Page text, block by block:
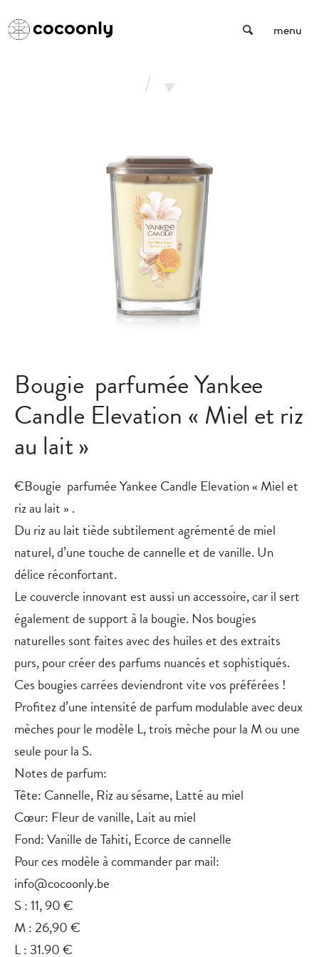
menu
/
Bougie parfumée Yankee
Candle Elevation « Miel et riz
au lait »
€Bougie parfumée Yankee Candle Elevation « Miel et
riz au lait » .
Du riz au lait tiède subtilement agrémenté de miel
naturel, d’une touche de cannelle et de vanille. Un
délice réconfortant.
Le couvercle innovant est aussi un accessoire, car il sert
également de support à la bougie. Nos bougies
naturelles sont faites avec des huiles et des extraits
purs, pour créer des parfums nuancés et sophistiqués.
Ces bougies carrées deviendront vite vos préférées !
Profitez d’une intensité de parfum modulable avec deux
mèches pour le modèle L, trois mèche pour la M ou une
seule pour la S.
Notes de parfum:
Tête: Cannelle, Riz au sésame, Latté au miel
Cœur: Fleur de vanille, Lait au miel
Fond: Vanille de Tahiti, Ecorce de cannelle
Pour ces modèle à commander par mail:
info@cocoonly.be
S : 11, 90 €
M : 26,90 €
L : 31.90 €